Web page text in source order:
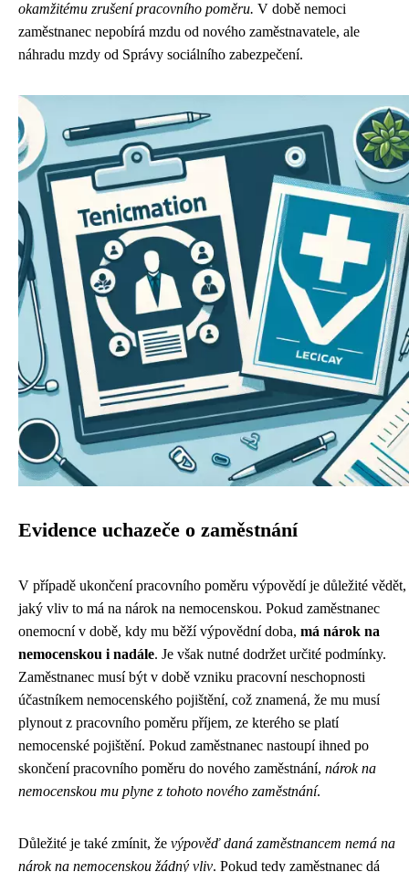
okamžitému zrušení pracovního poměru. V době nemoci
zaměstnanec nepobírá mzdu od nového zaměstnavatele, ale
náhradu mzdy od Správy sociálního zabezpečení.
Evidence uchazeče o zaměstnání
V případě ukončení pracovního poměru výpovědí je důležité vědět,
jaký vliv to má na nárok na nemocenskou. Pokud zaměstnanec
onemocní v době, kdy mu běží výpovědní doba, má nárok na
nemocenskou i nadále. Je však nutné dodržet určité podmínky.
Zaměstnanec musí být v době vzniku pracovní neschopnosti
účastníkem nemocenského pojištění, což znamená, že mu musí
plynout z pracovního poměru příjem, ze kterého se platí
nemocenské pojištění. Pokud zaměstnanec nastoupí ihned po
skončení pracovního poměru do nového zaměstnání, nárok na
nemocenskou mu plyne z tohoto nového zaměstnání.
Důležité je také zmínit, že výpověď daná zaměstnancem nemá na
nárok na nemocenskou žádný vliv. Pokud tedy zaměstnanec dá